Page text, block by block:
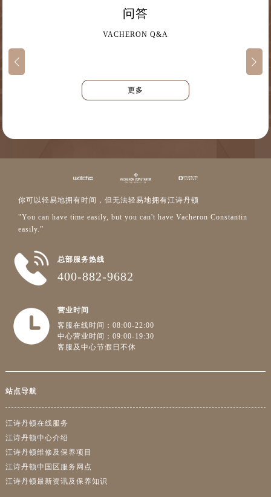
问答
VACHERON Q&A
更多
你可以轻易地拥有时间，但无法轻易地拥有江诗丹顿
"You can have time easily, but you can't have Vacheron Constantin
easily.”
总部服务热线
400-882-9682
营业时间
客服在线时间：08:00-22:00
中心营业时间：09:00-19:30
客服及中心节假日不休
站点导航
江诗丹顿在线服务
江诗丹顿中心介绍
江诗丹顿维修及保养项目
江诗丹顿中国区服务网点
江诗丹顿最新资讯及保养知识